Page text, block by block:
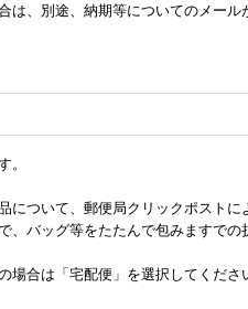
は、別途、納期等についてのメール
。
について、郵便局クリックポスト
、バッグ等をたたんで包みますでの
場合は「宅配便」を選択してくださ